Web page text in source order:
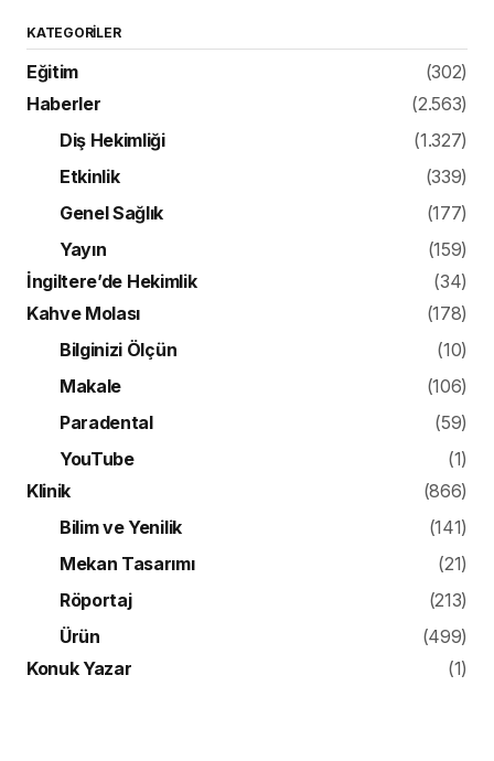
KATEGORILER
Eğitim
(302)
Haberler
(2.563)
Diş Hekimliği
(1.327)
Etkinlik
(339)
Genel Sağlık
(177)
Yayın
(159)
İngiltere’de Hekimlik
(34)
Kahve Molası
(178)
Bilginizi Ölçün
(10)
Makale
(106)
Paradental
(59)
YouTube
(1)
Klinik
(866)
Bilim ve Yenilik
(141)
Mekan Tasarımı
(21)
Röportaj
(213)
Ürün
(499)
Konuk Yazar
(1)